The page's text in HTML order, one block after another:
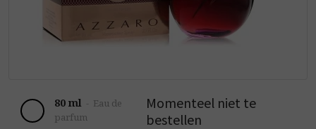
80 ml - Eau de
parfum
Momenteel niet te
bestellen